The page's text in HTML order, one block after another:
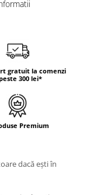
gratuit la comenzi
300 lei*
Premium
dacă ești în